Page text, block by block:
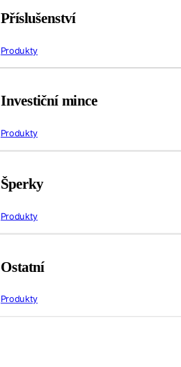
Příslušenství
Produkty
Investiční mince
Produkty
Šperky
Produkty
Ostatní
Produkty